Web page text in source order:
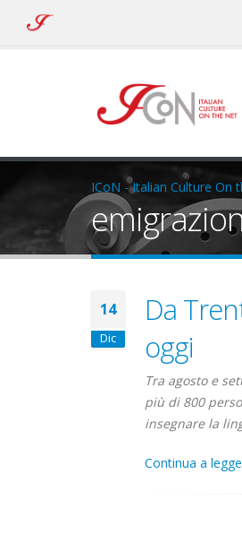
ICoN
ICoN - Italian Culture On
14
Dic
Da
oggi
Tra agosto e
più di 800
insegnare la
Continua a